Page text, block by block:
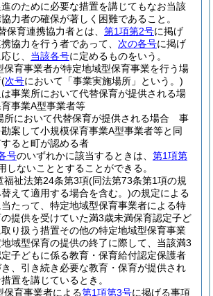
のために必要な措置を講じてもなお当該
力者の確保が著しく困難であること。
保育連携協力者とは、 第1項第2号に掲げ
協力を行う者であって、 次の各号に掲げ
じ、 当該各号に定めるものをいう。
保育事業者が特定地域型保育事業を行う場
(次号において「事業実施場所」という。)
事業所において代替保育が提供される場
事業A型事業者等
所において代替保育が提供される場合 事
案して小規模保育事業A型事業者等と同
ると町が認める者
号のいずれかに該当するときは、 第1項第
しないこととすることができる。
福祉法第24条第3項(同法第73条第1項の規
えて適用する場合を含む。)の規定による
たって、特定地域型保育事業者による特
提供を受けていた満3歳未満保育認定子ど
り扱う措置その他の特定地域型保育事業
域型保育の提供の終了に際して、当該満3
子どもに係る教育・保育給付認定保護者
、引き続き必要な教育・保育が提供され
置を講じているとき。
保育事業者による第1項第3号に掲げる事項